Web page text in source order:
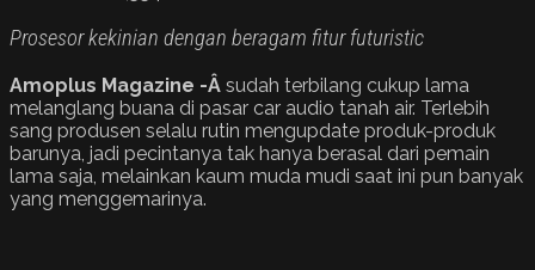
Prosesor kekinian dengan beragam fitur futuristic
Amoplus Magazine -Â sudah terbilang cukup lama
melanglang buana di pasar car audio tanah air. Terlebih
sang produsen selalu rutin mengupdate produk-produk
barunya, jadi pecintanya tak hanya berasal dari pemain
lama saja, melainkan kaum muda mudi saat ini pun banyak
yang menggemarinya.